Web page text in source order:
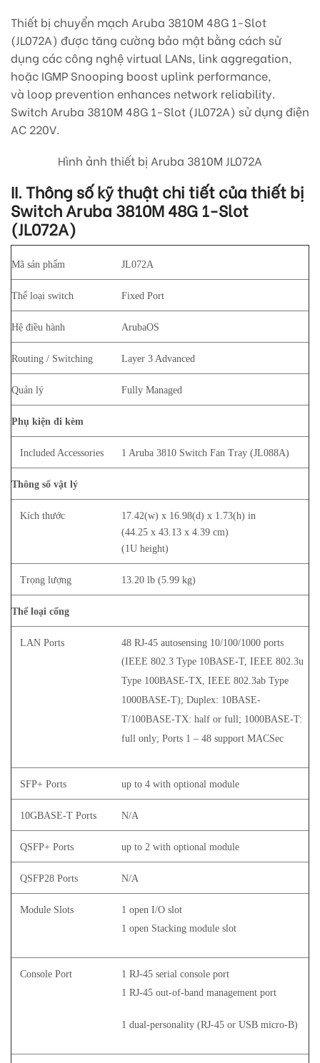
Thiết bị chuyển mạch Aruba 3810M 48G 1-Slot
(JL072A) được tăng cường bảo mật bằng cách sử
dụng các công nghệ virtual LANs, link aggregation,
hoặc IGMP Snooping boost uplink performance,
và loop prevention enhances network reliability.
Switch Aruba 3810M 48G 1-Slot (JL072A)​ sử dụng điện
AC 220V.
Hình ảnh thiết bị Aruba 3810M JL072A
II. Thông số kỹ thuật chi tiết của thiết bị
Switch Aruba 3810M 48G 1-Slot
(JL072A)
Mã sản phẩm JL072A
Thể loại switch Fixed Port
Hệ điều hành ArubaOS
Routing / Switching Layer 3 Advanced
Quản lý Fully Managed
Phụ kiện đi kèm
Included Accessories 1 Aruba 3810 Switch Fan Tray (JL088A)
Thông số vật lý
Kích thước
17.42(w) x 16.98(d) x 1.73(h) in
(44.25 x 43.13 x 4.39 cm)
(1U height)
Trọng lượng 13.20 lb (5.99 kg)
Thể loại cổng
LAN Ports
48 RJ-45 autosensing 10/100/1000 ports
(IEEE 802.3 Type 10BASE-T, IEEE 802.3u
Type 100BASE-TX, IEEE 802.3ab Type
1000BASE-T); Duplex: 10BASE-
T/100BASE-TX: half or full; 1000BASE-T:
full only; Ports 1 – 48 support MACSec
SFP+ Ports up to 4 with optional module
10GBASE-T Ports N/A
QSFP+ Ports up to 2 with optional module
QSFP28 Ports N/A
Module Slots
1 open I/O slot
1 open Stacking module slot
Console Port
1 RJ-45 serial console port
1 RJ-45 out-of-band management port
1 dual-personality (RJ-45 or USB micro-B)